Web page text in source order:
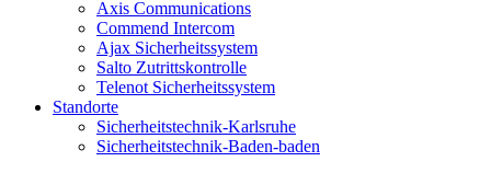
Axis Communications
Commend Intercom
Ajax Sicherheitssystem​
Salto Zutrittskontrolle
Telenot Sicherheitssystem
Standorte
Sicherheitstechnik-Karlsruhe
Sicherheitstechnik-Baden-baden